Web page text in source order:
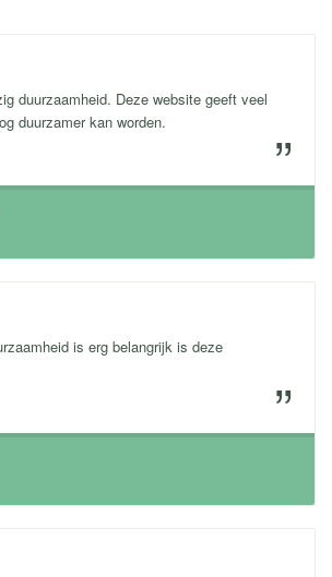
duurzaamheid. Deze website geeft veel
duurzamer kan worden.
is erg belangrijk is deze